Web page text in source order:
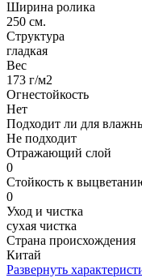
Ширина ролика
250 см.
Структура
гладкая
Вес
173 г/м2
Огнестойкость
Нет
Подходит ли для
Не подходит
Отражающий слой
0
Стойкость к
0
Уход и чистка
сухая чистка
Страна происхождения
Китай
Развернуть